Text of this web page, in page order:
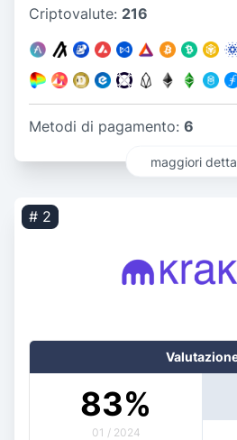
Criptovalute: 216
Metodi di pagamento: 6
maggiori
# 2
83%
01 / 2024